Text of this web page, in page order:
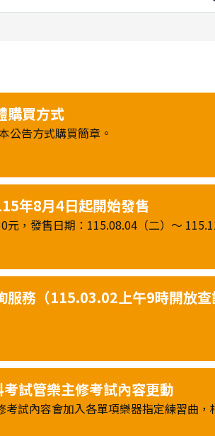
購買方式
公告方式購買簡章。
年8月4日起開始發售
，發售日期：115.08.04（二）～
務（115.03.02上午9時開放查
試管樂主修考試內容更動
試內容會加入各單項樂器指定練習曲，